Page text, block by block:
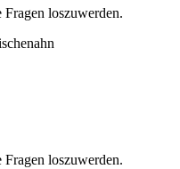
loszuwerden.
loszuwerden.